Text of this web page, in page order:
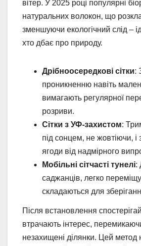
вітер. У 2025 році популярні
натуральних волокон, що
зменшуючи екологічний слід –
хто дбає про природу.
Дрібноосередкові сітки:
проникненню навіть
вимагають регулярної
розриви.
Сітки з УФ-захистом:
під сонцем, не жовтіючи,
ягоди від надмірного
Мобільні сітчасті тунелі:
саджанців, легко
складаються для
Після встановлення
втрачають інтерес,
незахищені ділянки. Цей